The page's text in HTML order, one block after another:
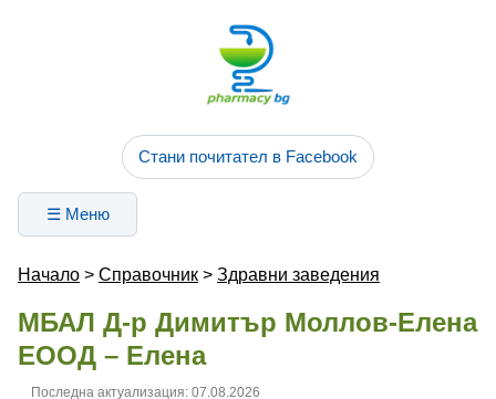
Стани почитател в Facebook
☰ Меню
Начало > Справочник > Здравни заведения
МБАЛ Д-р Димитър Моллов-Елена
ЕООД – Елена
Последна актуализация: 07.08.2026